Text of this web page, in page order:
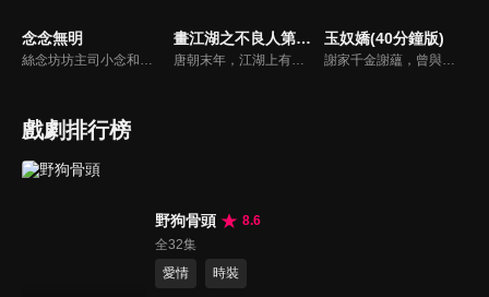
念念無明
絲念坊坊主司小念和仁安堂郎中晏無明，表面是花陵城中令人羨豔的一對佳偶，但實際上兩人卻是隱藏身份的江湖頂級女殺手和朝廷暗衛營今嵬司的指揮使。這天，司小念和晏無明同時收到任務，一個要暗殺世子，而另一個則是保護世子。恩愛的夫妻卻站在了彼此的對立面，而更大的陰謀也在逐漸顯現...
畫江湖之不良人第2季
唐朝末年，江湖上有個傳説，屬於神秘組織不良人的龍泉劍上隱藏着一個天大的秘密。一個名叫李星雲的神秘孤兒，偶然得到了傳説中的龍泉劍。如此一來，李星雲和龍泉劍引起了包括玄冥教、通文館、幻音坊和天師府等諸多門派的覬覦...
玉奴嬌(40分鐘版)
謝家千金謝蘊，曾與殷稷相識相愛，卻被誤會為背叛殷稷轉嫁齊王的始亂終棄之人。殷稷登上王位後，開啟了謝蘊地獄般的宮廷生活。謝蘊在與殷稷的愛恨糾葛中依然守住本心，兩人攜手粉碎了逆賊的陰謀。
戲劇排行榜
野狗骨頭
8.6
全32集
愛情
時裝